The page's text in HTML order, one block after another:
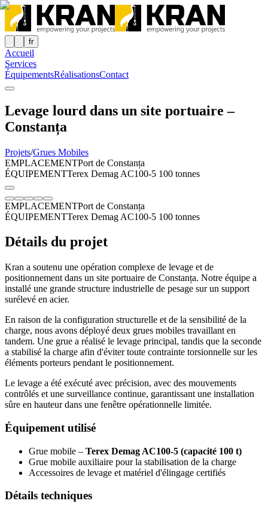
fr
Accueil
Services
ÉquipementsRéalisationsContact
Levage lourd dans un site portuaire –
Constanța
Projets/Grues Mobiles
EMPLACEMENTPort de Constanța
ÉQUIPEMENTTerex Demag AC100-5 100 tonnes
EMPLACEMENTPort de Constanța
ÉQUIPEMENTTerex Demag AC100-5 100 tonnes
Détails du projet
Kran a soutenu une opération complexe de levage et de
positionnement dans un site portuaire de Constanța. Notre équipe a
installé une grande structure industrielle de pesage sur un support
surélevé en acier.
En raison de la configuration structurelle et de la sensibilité de la
charge, nous avons déployé deux grues mobiles travaillant en
tandem. Une grue a réalisé le levage principal, tandis que la seconde
a stabilisé la charge afin d'éviter toute contrainte torsionnelle sur les
éléments porteurs pendant le positionnement.
Le levage a été exécuté avec précision, avec des mouvements
contrôlés et une surveillance continue, garantissant une installation
sûre en hauteur dans une fenêtre opérationnelle limitée.
Équipement utilisé
Grue mobile – Terex Demag AC100-5 (capacité 100 t)
Grue mobile auxiliaire pour la stabilisation de la charge
Accessoires de levage et matériel d'élingage certifiés
Détails techniques